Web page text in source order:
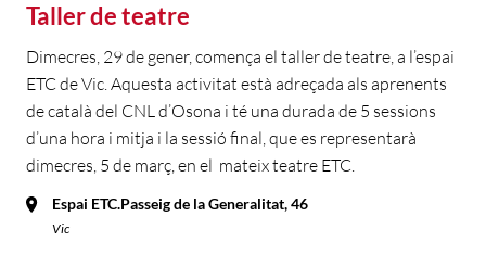
Taller de teatre
Dimecres, 29 de gener, comença el taller de teatre, a l’espai
ETC de Vic. Aquesta activitat està adreçada als aprenents
de català del CNL d’Osona i té una durada de 5 sessions
d’una hora i mitja i la sessió final, que es representarà
dimecres, 5 de març, en el mateix teatre ETC.
Espai ETC.Passeig de la Generalitat, 46
Vic